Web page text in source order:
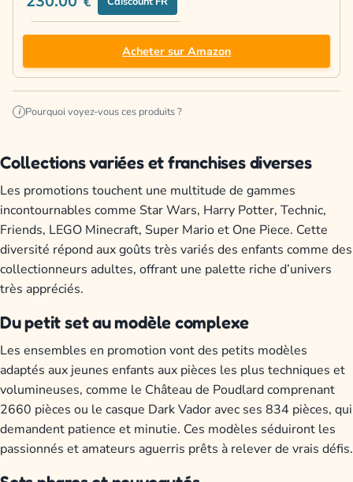
Acheter sur Amazon
i Pourquoi voyez-vous ces produits ?
Collections variées et franchises diverses
Les promotions touchent une multitude de gammes
incontournables comme Star Wars, Harry Potter, Technic,
Friends, LEGO Minecraft, Super Mario et One Piece. Cette
diversité répond aux goûts très variés des enfants comme des
collectionneurs adultes, offrant une palette riche d’univers
très appréciés.
Du petit set au modèle complexe
Les ensembles en promotion vont des petits modèles
adaptés aux jeunes enfants aux pièces les plus techniques et
volumineuses, comme le Château de Poudlard comprenant
2660 pièces ou le casque Dark Vador avec ses 834 pièces, qui
demandent patience et minutie. Ces modèles séduiront les
passionnés et amateurs aguerris prêts à relever de vrais défis.